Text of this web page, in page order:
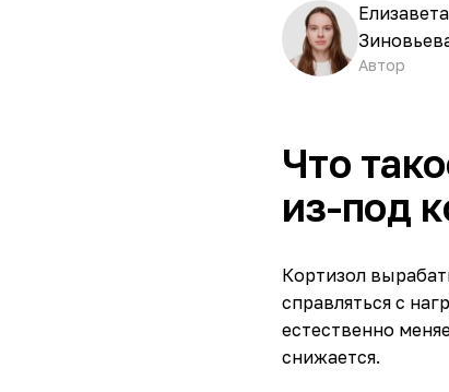
Елизавета
Автор
Что
из-под
Кортизол
справляться с
естественно
снижается.